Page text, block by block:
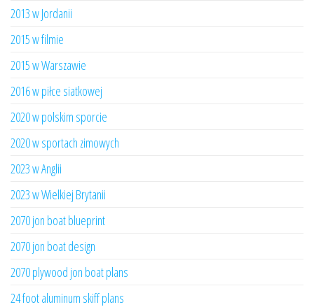
2013 w Jordanii
2015 w filmie
2015 w Warszawie
2016 w piłce siatkowej
2020 w polskim sporcie
2020 w sportach zimowych
2023 w Anglii
2023 w Wielkiej Brytanii
2070 jon boat blueprint
2070 jon boat design
2070 plywood jon boat plans
24 foot aluminum skiff plans